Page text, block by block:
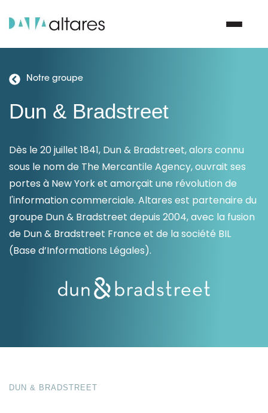
Nos solutions
Nos data
Ressources
Notre groupe
Dun & Bradstreet
Dès le 20 juillet 1841, Dun & Bradstreet, alors connu
sous le nom de The Mercantile Agency, ouvrait ses
portes à New York et amorçait une révolution de
l'information commerciale. Altares est partenaire du
groupe Dun & Bradstreet depuis 2004, avec la fusion
de Dun & Bradstreet France et de la société BIL
(Base d’Informations Légales).
DUN & BRADSTREET